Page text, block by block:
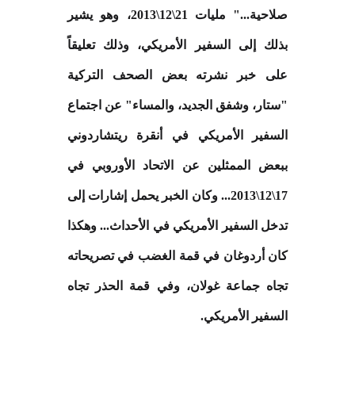
صلاحية..." مليات 21\12\2013، وهو يشير
بذلك إلى السفير الأمريكي، وذلك تعليقاً
على خبر نشرته بعض الصحف التركية
"ستار، وشفق الجديد، والمساء" عن اجتماع
السفير الأمريكي في أنقرة ريتشاردوني
ببعض الممثلين عن الاتحاد الأوروبي في
17\12\2013... وكان الخبر يحمل إشارات إلى
تدخل السفير الأمريكي في الأحداث... وهكذا
كان أردوغان في قمة الغضب في تصريحاته
تجاه جماعة غولان، وفي قمة الحذر تجاه
السفير الأمريكي.